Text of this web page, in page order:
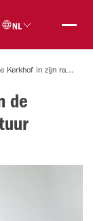
NL
HeiQ verwelkomt Robert van de Kerkhof in zijn raad van bestuur
de